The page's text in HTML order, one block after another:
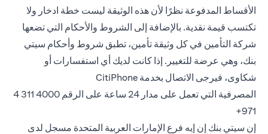
الأقساط المدفوعة نظرًا لأن هذه الوثيقة ليست خطة ادخار ولا
تكتسب قيمة نقدية. بالإضافة إلى الشروط والأحكام التي تضعها
شركة التأمين في كل وثيقة تأمين، تطبق شروط وأحكام سيتي
بنك، وهي عرضة للتغيير. إذا كانت لديك أي استفسارات أو
شكاوى، فيرجى الاتصال بخدمة CitiPhone
المصرفية التي تعمل على مدار 24 ساعة على
الرقم 4000 311 4
971+
إن سيتي بنك إن إيه فرع الإمارات العربية المتحدة مسجل لدى